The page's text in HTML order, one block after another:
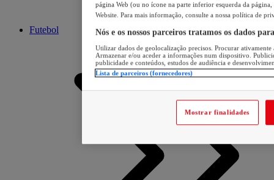
Futebol
página Web (ou no ícone na parte inferior esquerda da página,
Website. Para mais informação, consulte a nossa política de
Nós e os nossos parceiros tratamos os dados
Utilizar dados de geolocalização precisos. Procurar
Armazenar e/ou aceder a informações num dispositivo.
publicidade e conteúdos, estudos de audiência e
Lista de parceiros (fornecedores)
Mostrar finalidades